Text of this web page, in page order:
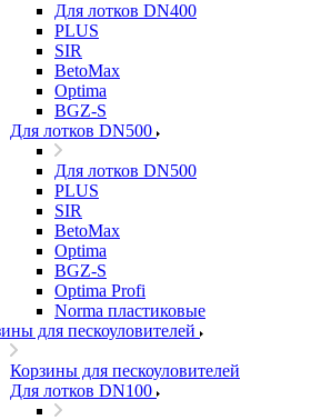
Для лотков DN400
PLUS
SIR
BetoMax
Optima
BGZ-S
Для лотков DN500
Для лотков DN500
PLUS
SIR
BetoMax
Optima
BGZ-S
Optima Profi
Norma пластиковые
для пескоуловителей
Корзины для пескоуловителей
Для лотков DN100